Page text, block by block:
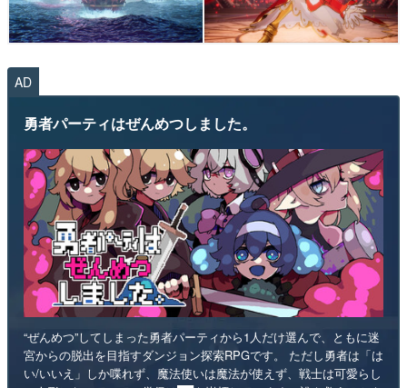
AD
勇者パーティはぜんめつしました。
“ぜんめつ”してしまった勇者パーティから1人だけ選んで、ともに迷
宮からの脱出を目指すダンジョン探索RPGです。 ただし勇者は「は
い/いいえ」しか喋れず、魔法使いは魔法が使えず、戦士は可愛らし